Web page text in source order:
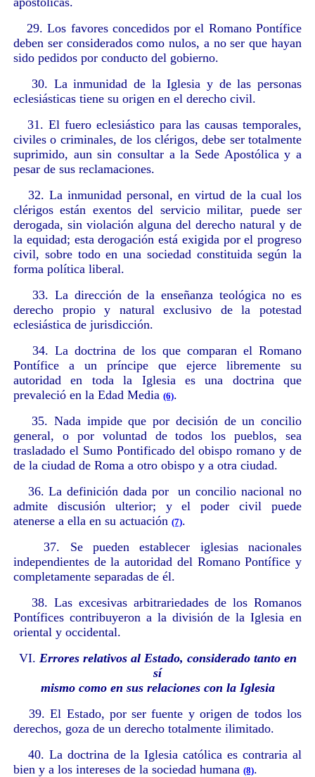
29. Los favores concedidos por el Romano Pontífice
deben ser considerados como nulos, a no ser que hayan
sido pedidos por conducto del gobierno.
30. La inmunidad de la Iglesia y de las personas
eclesiásticas tiene su origen en el derecho civil.
31. El fuero eclesiástico para las causas temporales,
civiles o criminales, de los clérigos, debe ser totalmente
suprimido, aun sin consultar a la Sede Apostólica y a
pesar de sus reclamaciones.
32. La inmunidad personal, en virtud de la cual los
clérigos están exentos del servicio militar, puede ser
derogada, sin violación alguna del derecho natural y de
la equidad; esta derogación está exigida por el progreso
civil, sobre todo en una sociedad constituida según la
forma política liberal.
33. La dirección de la enseñanza teológica no es
derecho propio y natural exclusivo de la potestad
eclesiástica de jurisdicción.
34. La doctrina de los que comparan el Romano
Pontífice a un príncipe que ejerce libremente su
autoridad en toda la Iglesia es una doctrina que
prevaleció en la Edad Media (6).
35. Nada impide que por decisión de un concilio
general, o por voluntad de todos los pueblos, sea
trasladado el Sumo Pontificado del obispo romano y de
de la ciudad de Roma a otro obispo y a otra ciudad.
36. La definición dada por un concilio nacional no
admite discusión ulterior; y el poder civil puede
atenerse a ella en su actuación (7).
37. Se pueden establecer iglesias nacionales
independientes de la autoridad del Romano Pontífice y
completamente separadas de él.
38. Las excesivas arbitrariedades de los Romanos
Pontífices contribuyeron a la división de la Iglesia en
oriental y occidental.
VI. Errores relativos al Estado, considerado tanto en
sí
mismo como en sus relaciones con la Iglesia
39. El Estado, por ser fuente y origen de todos los
derechos, goza de un derecho totalmente ilimitado.
40. La doctrina de la Iglesia católica es contraria al
bien y a los intereses de la sociedad humana (8).